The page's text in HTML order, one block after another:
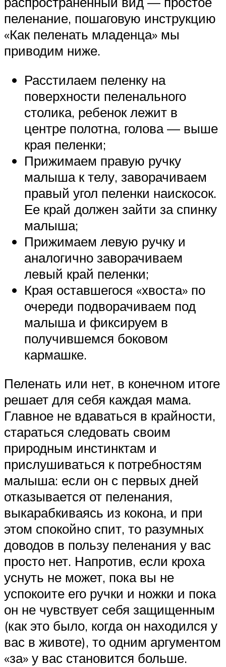
пеленание, пошаговую инструкцию
«Как пеленать младенца» мы
приводим ниже.
Расстилаем пеленку на
поверхности пеленального
столика, ребенок лежит в
центре полотна, голова — выше
края пеленки;
Прижимаем правую ручку
малыша к телу, заворачиваем
правый угол пеленки наискосок.
Ее край должен зайти за спинку
малыша;
Прижимаем левую ручку и
аналогично заворачиваем
левый край пеленки;
Края оставшегося «хвоста» по
очереди подворачиваем под
малыша и фиксируем в
получившемся боковом
кармашке.
Пеленать или нет, в конечном итоге
решает для себя каждая мама.
Главное не вдаваться в крайности,
стараться следовать своим
природным инстинктам и
прислушиваться к потребностям
малыша: если он с первых дней
отказывается от пеленания,
выкарабкиваясь из кокона, и при
этом спокойно спит, то разумных
доводов в пользу пеленания у вас
просто нет. Напротив, если кроха
уснуть не может, пока вы не
успокоите его ручки и ножки и пока
он не чувствует себя защищенным
(как это было, когда он находился у
вас в животе), то одним аргументом
«за» у вас становится больше.